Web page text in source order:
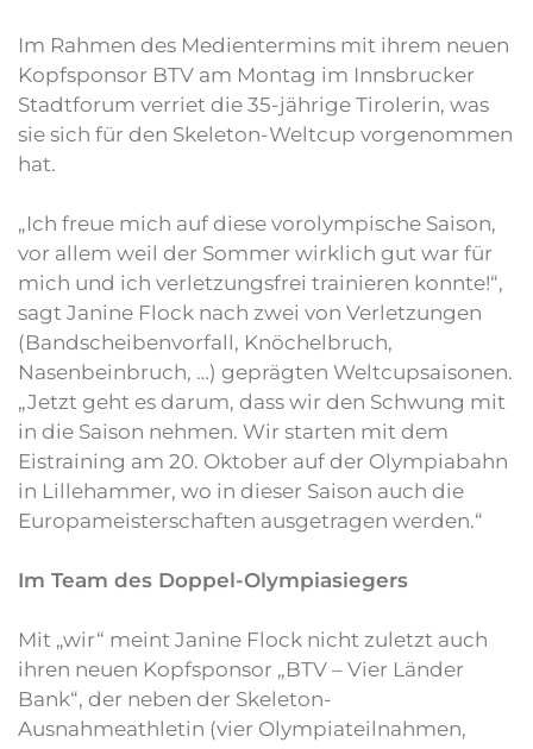
Im Rahmen des Medientermins mit ihrem neuen
Kopfsponsor BTV am Montag im Innsbrucker
Stadtforum verriet die 35-jährige Tirolerin, was
sie sich für den Skeleton-Weltcup vorgenommen
hat.
„Ich freue mich auf diese vorolympische Saison,
vor allem weil der Sommer wirklich gut war für
mich und ich verletzungsfrei trainieren konnte!“,
sagt Janine Flock nach zwei von Verletzungen
(Bandscheibenvorfall, Knöchelbruch,
Nasenbeinbruch, …) geprägten Weltcupsaisonen.
„Jetzt geht es darum, dass wir den Schwung mit
in die Saison nehmen. Wir starten mit dem
Eistraining am 20. Oktober auf der Olympiabahn
in Lillehammer, wo in dieser Saison auch die
Europameisterschaften ausgetragen werden.“
Im Team des Doppel-Olympiasiegers
Mit „wir“ meint Janine Flock nicht zuletzt auch
ihren neuen Kopfsponsor „BTV – Vier Länder
Bank“, der neben der Skeleton-
Ausnahmeathletin (vier Olympiateilnahmen,